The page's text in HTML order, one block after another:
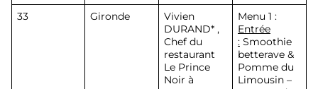
33
Gironde
Vivien
DURAND* ,
Chef du
restaurant
Le Prince
Noir à
Menu 1 :
Entrée
: Smoothie
betterave &
Pomme du
Limousin –